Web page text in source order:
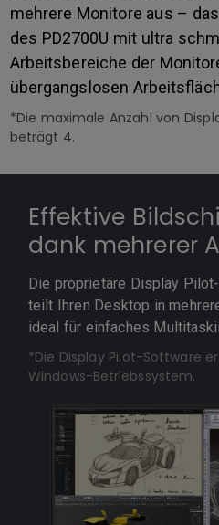
mehrere Monitore aus –
des PD2700U mit ultra
Arbeitsbereiche der
übergangslosen
*Die maximale Anzahl von
beträgt 4.
Effektive
dank mehrerer
Die proprietäre Display
teilt Ihren Desktop in
ideal für einfaches
*Die Display Pilot-Software
Windows-Betriebssystem.